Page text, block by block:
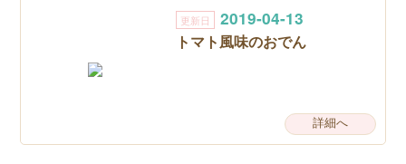
更新日 2019-04-13
トマト風味のおでん
詳細へ